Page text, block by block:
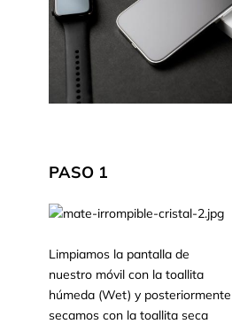
PASO 1
Limpiamos la pantalla de
nuestro móvil con la toallita
húmeda (Wet) y posteriormente
secamos con la toallita seca